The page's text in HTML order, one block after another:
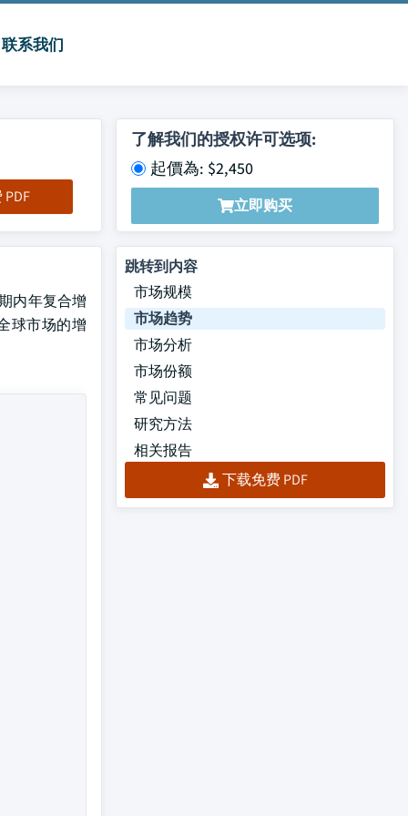
联系我们
了解我们的授权许可选项:
起價為: $2,450
立即购买
内年复合增
球市场的增
跳转到内容
市场规模
市场趋势
市场分析
市场份额
常见问题
研究方法
相关报告
下载免费 PDF